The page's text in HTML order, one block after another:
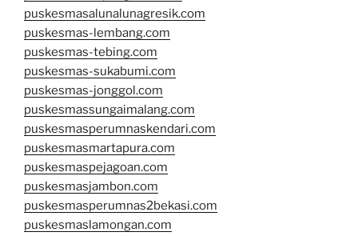
puskesmasalunalunagresik.com
puskesmas-lembang.com
puskesmas-tebing.com
puskesmas-sukabumi.com
puskesmas-jonggol.com
puskesmassungaimalang.com
puskesmasperumnaskendari.com
puskesmasmartapura.com
puskesmaspejagoan.com
puskesmasjambon.com
puskesmasperumnas2bekasi.com
puskesmaslamongan.com